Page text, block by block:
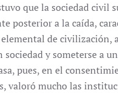
que la sociedad civil
posterior a la caída,
elemental de civilización,
y someterse a
pues, en el
valoró mucho las